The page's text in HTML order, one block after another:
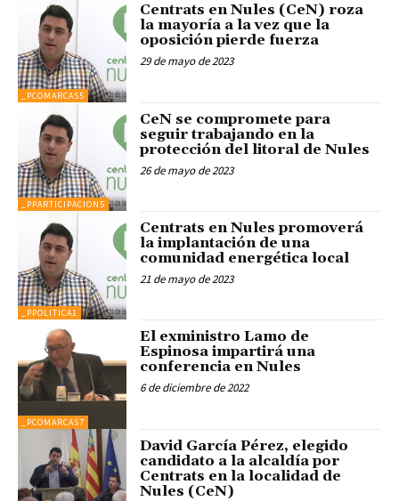
_PCOMARCAS5
Centrats en Nules (CeN) roza
la mayoría a la vez que la
oposición pierde fuerza
29 de mayo de 2023
_PPARTICIPACION5
CeN se compromete para
seguir trabajando en la
protección del litoral de Nules
26 de mayo de 2023
_PPOLITICA1
Centrats en Nules promoverá
la implantación de una
comunidad energética local
21 de mayo de 2023
_PCOMARCAS7
El exministro Lamo de
Espinosa impartirá una
conferencia en Nules
6 de diciembre de 2022
David García Pérez, elegido
candidato a la alcaldía por
Centrats en la localidad de
Nules (CeN)